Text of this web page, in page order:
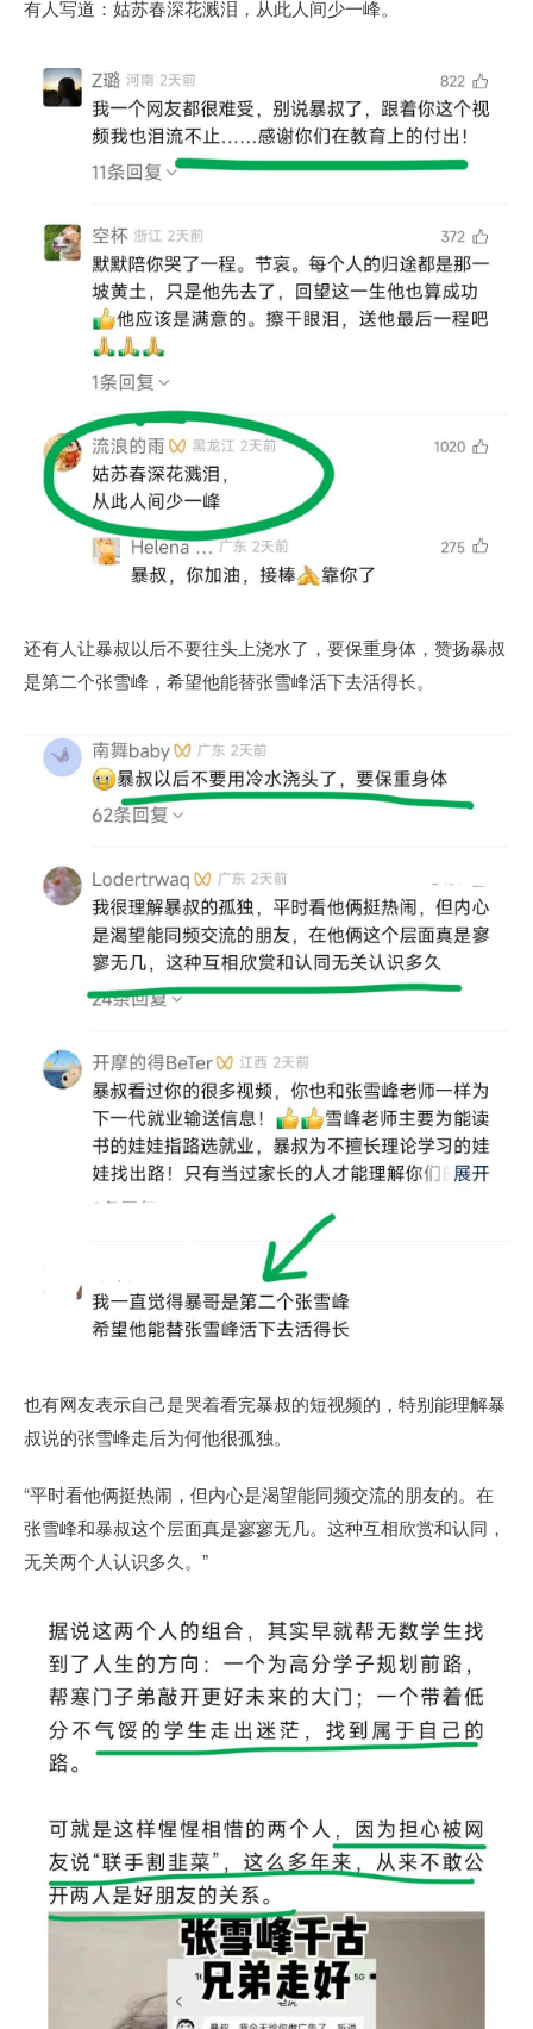
有人写道：姑苏春深花溅泪，从此人间少一峰。
还有人让暴叔以后不要往头上浇水了，要保重身体，赞扬暴叔
是第二个张雪峰，希望他能替张雪峰活下去活得长。
也有网友表示自己是哭着看完暴叔的短视频的，特别能理解暴
叔说的张雪峰走后为何他很孤独。
“平时看他俩挺热闹，但内心是渴望能同频交流的朋友的。在
张雪峰和暴叔这个层面真是寥寥无几。这种互相欣赏和认同，
无关两个人认识多久。”